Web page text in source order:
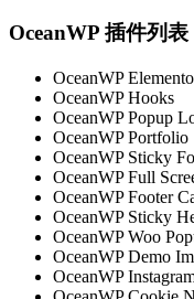
OceanWP 插件列表
OceanWP
OceanWP Hooks
OceanWP Popup
OceanWP Portfolio
OceanWP Sticky
OceanWP Full
OceanWP Footer
OceanWP Sticky
OceanWP Woo
OceanWP Demo
OceanWP